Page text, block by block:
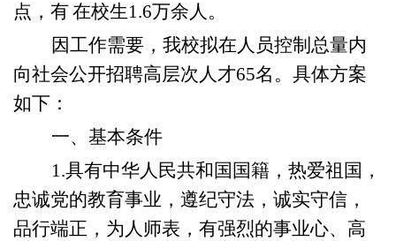
点 ， 有在校生1.6万余人。
因工作需要， 我校拟在人员控制总量内
向社会公开招聘高层次人才65名。具体方案
如下：
一、 基本条件
1.具有中华人民共和国国籍，热爱祖国，
忠诚党的教育事业，遵纪守法，诚实守信，
品行端正，为人师表，有强烈的事业心、高